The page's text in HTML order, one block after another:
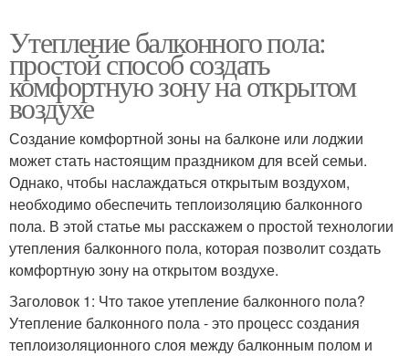
Утепление балконного пола:
простой способ создать
комфортную зону на открытом
воздухе
Создание комфортной зоны на балконе или лоджии
может стать настоящим праздником для всей семьи.
Однако, чтобы наслаждаться открытым воздухом,
необходимо обеспечить теплоизоляцию балконного
пола. В этой статье мы расскажем о простой технологии
утепления балконного пола, которая позволит создать
комфортную зону на открытом воздухе.
Заголовок 1: Что такое утепление балконного пола?
Утепление балконного пола - это процесс создания
теплоизоляционного слоя между балконным полом и